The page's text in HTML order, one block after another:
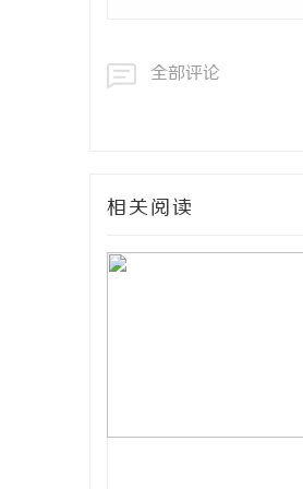
全部评论
相关阅读